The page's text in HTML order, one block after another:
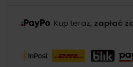
Kup teraz, zapłać